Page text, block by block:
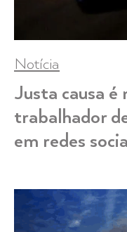
Notícia
Justa causa é
trabalhador
em redes